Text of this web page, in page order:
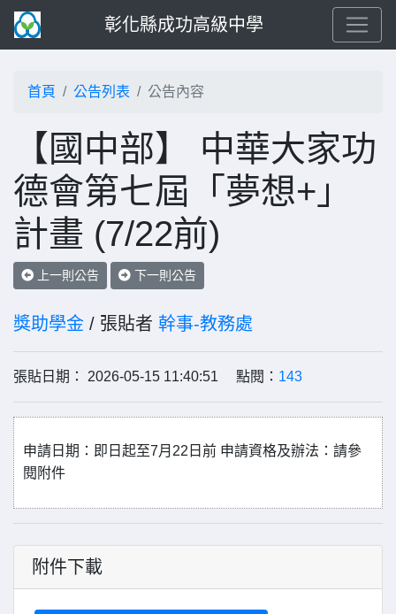
彰化縣成功高級中學
首頁 公告列表 公告內容
【國中部】 中華大家功
德會第七屆「夢想+」
計畫 (7/22前)
上一則公告 下一則公告
獎助學金 / 張貼者 幹事-教務處
張貼日期： 2026-05-15 11:40:51 點閱： 143
申請日期：即日起至7月 22 日前 申請資格及辦法：請參
閱附件
附件下載